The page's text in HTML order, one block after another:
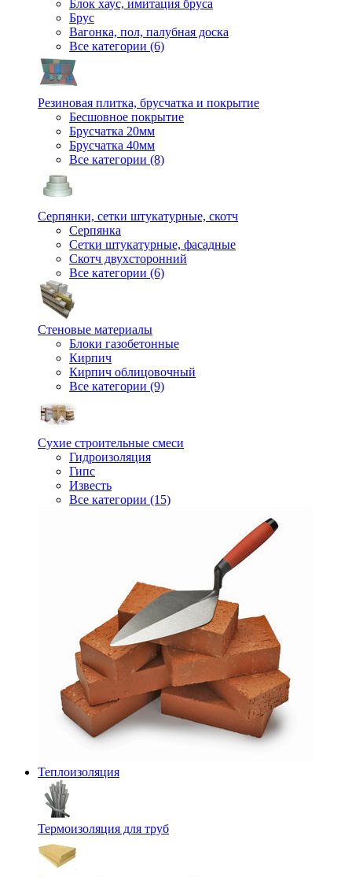
Блок хаус, имитация бруса
Брус
Вагонка, пол, палубная доска
Все категории (6)
Резиновая плитка, брусчатка и покрытие
Бесшовное покрытие
Брусчатка 20мм
Брусчатка 40мм
Все категории (8)
Серпянки, сетки штукатурные, скотч
Серпянка
Сетки штукатурные, фасадные
Скотч двухсторонний
Все категории (6)
Стеновые материалы
Блоки газобетонные
Кирпич
Кирпич облицовочный
Все категории (9)
Сухие строительные смеси
Гидроизоляция
Гипс
Известь
Все категории (15)
Теплоизоляция
Термоизоляция для труб